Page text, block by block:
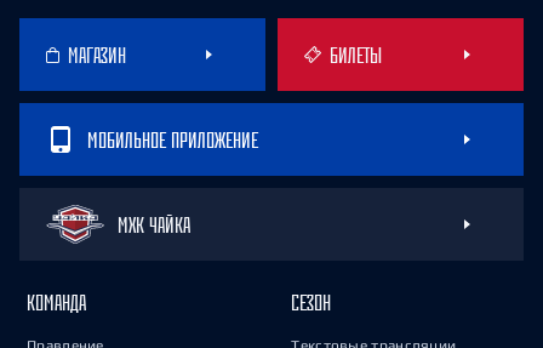
МАГАЗИН БИЛЕТЫ
МОБИЛЬНОЕ ПРИЛОЖЕНИЕ
МХК ЧАЙКА
КОМАНДА СЕЗОН